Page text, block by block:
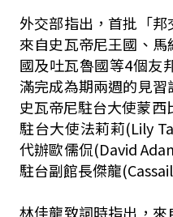
外交部指出，首批「
來自史瓦帝尼王國、
國及吐瓦魯國等4個友
滿完成為期兩週的見習
史瓦帝尼駐台大使蒙
駐台大使法莉莉(Lily
代辦歐儒侃(David
駐台副館長傑龍
林佳龍致詞時指出，